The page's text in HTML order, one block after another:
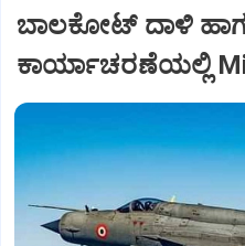
ಬಾಲಕೋಟ್‌ ದಾಳಿ
ಕಾರ್ಯಾಚರಣೆಯಲ್ಲಿ